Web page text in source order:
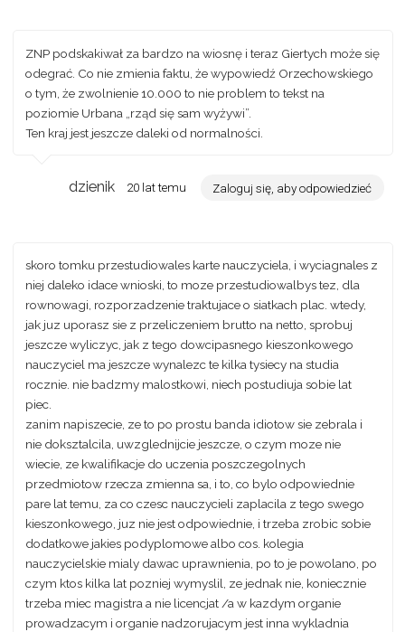
ZNP podskakiwał za bardzo na wiosnę i teraz Giertych może się
odegrać. Co nie zmienia faktu, że wypowiedź Orzechowskiego
o tym, że zwolnienie 10.000 to nie problem to tekst na
poziomie Urbana „rząd się sam wyżywi”.
Ten kraj jest jeszcze daleki od normalności.
dzienik 20 lat temu Zaloguj się, aby odpowiedzieć
skoro tomku przestudiowales karte nauczyciela, i wyciagnales z
niej daleko idace wnioski, to moze przestudiowalbys tez, dla
rownowagi, rozporzadzenie traktujace o siatkach plac. wtedy,
jak juz uporasz sie z przeliczeniem brutto na netto, sprobuj
jeszcze wyliczyc, jak z tego dowcipasnego kieszonkowego
nauczyciel ma jeszcze wynalezc te kilka tysiecy na studia
rocznie. nie badzmy malostkowi, niech postudiuja sobie lat
piec.
zanim napiszecie, ze to po prostu banda idiotow sie zebrala i
nie doksztalcila, uwzglednijcie jeszcze, o czym moze nie
wiecie, ze kwalifikacje do uczenia poszczegolnych
przedmiotow rzecza zmienna sa, i to, co bylo odpowiednie
pare lat temu, za co czesc nauczycieli zaplacila z tego swego
kieszonkowego, juz nie jest odpowiednie, i trzeba zrobic sobie
dodatkowe jakies podyplomowe albo cos. kolegia
nauczycielskie mialy dawac uprawnienia, po to je powolano, po
czym ktos kilka lat pozniej wymyslil, ze jednak nie, koniecznie
trzeba miec magistra a nie licencjat /a w kazdym organie
prowadzacym i organie nadzorujacym jest inna wykladnia